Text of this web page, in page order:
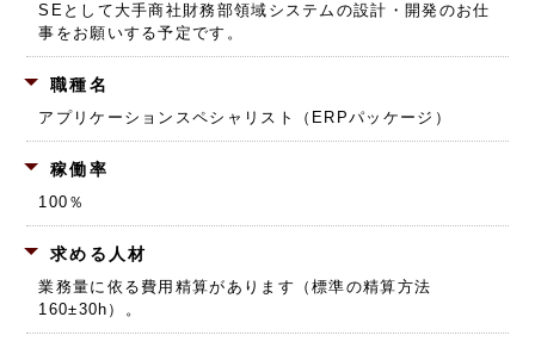
SEとして大手商社財務部領域システムの設計・開発のお仕
事をお願いする予定です。
職種名
アプリケーションスペシャリスト（ERPパッケージ）
稼働率
100％
求める人材
業務量に依る費用精算があります（標準の精算方法
160±30h）。